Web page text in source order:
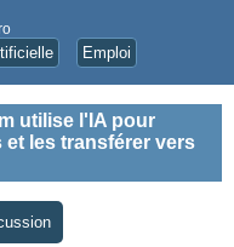
Emploi
utilise l'IA pour
les transférer vers